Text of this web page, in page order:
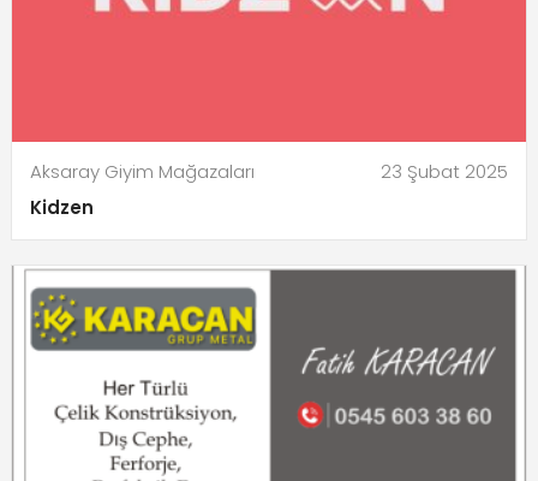
Aksaray Giyim Mağazaları
23 Şubat 2025
Kidzen